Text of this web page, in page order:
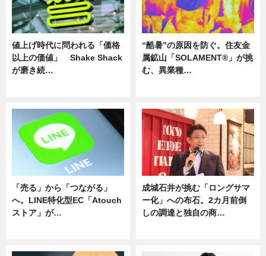
値上げ時代に問われる「価格
以上の価値」 Shake Shack
が磨き続…
“酷暑”の原因を防ぐ。住友金
属鉱山「SOLAMENT®」が挑
む、異業種…
「売る」から「つながる」
へ。LINE特化型EC「Atouch
ストア」が…
成城石井が挑む「ロングサマ
ー化」への布石。2カ月前倒
しの調達と独自の商…